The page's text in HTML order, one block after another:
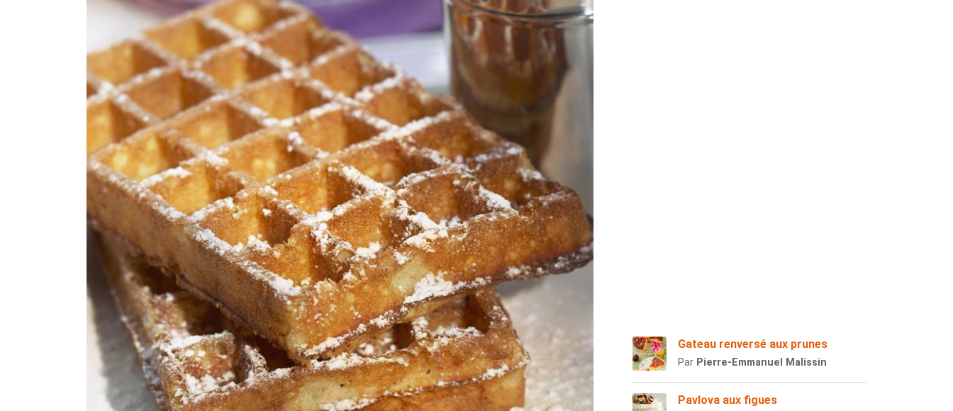
Gateau renversé aux prunes
Par Pierre-Emmanuel Malissin
Pavlova aux figues